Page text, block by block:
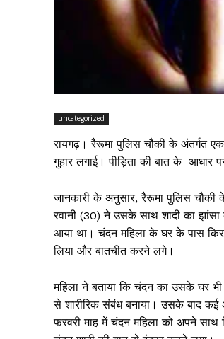
uncategorized
रायगढ़। रैरूमा पुलिस चौकी के अंतर्गत
गुहार लगाई। पीड़िता की बात के आधार
जानकारी के अनुसार, रैरूमा पुलिस चौकी
रवानी (30) ने उसके साथ शादी का झांसा
आया था। चंदन महिला के घर के पास
लिया और बातचीत करने लगे।
महिला ने बताया कि चंदन का उसके घर
से शारीरिक संबंध बनाया। उसके बाद
फरवरी माह में चंदन महिला को अपने